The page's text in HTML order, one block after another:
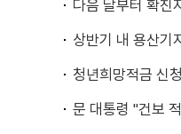
다음 달부터 확진
상반기 내 용산기
청년희망적금 신
문 대통령 "건보